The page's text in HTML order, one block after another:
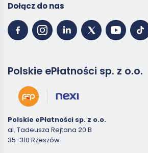
Dołącz do nas
Polskie ePłatności sp. z o.o.
Polskie ePłatności sp. z o.o.
al. Tadeusza Rejtana 20 B
35-310 Rzeszów